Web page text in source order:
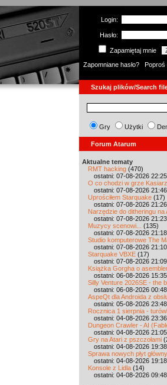
Login:
Hasło:
Zapamiętaj mnie
Zapomniane hasło?
Poproś
Szukaj plików/Search
Gry Użytki
Forum Atarum
Aktualne tematy
RMT hacking (470)
ostatni: 07-08-2026
O co chodzi w grze
ostatni: 07-08-2026
Uprościłem Starquake (17)
ostatni: 07-08-2026
Narzędzie do ditheringu na
ostatni: 07-08-2026
Muzycy scenowi...
(135)
ostatni: 07-08-2026
Studio komputerowe The
ostatni: 07-08-2026
Starquake VBXE (17)
ostatni: 07-08-2026
Książka Gorgha o
ostatni: 06-08-2026
Silly Venture 2026SE - the
ostatni: 06-08-2026
AspeQt dla Androida z
ostatni: 05-08-2026
Rocznica 1 sierpnia -
ostatni: 04-08-2026
Dungeon Crawler - AI
ostatni: 04-08-2026
Gry na Atari z pszczołami
ostatni: 04-08-2026
Sprawa nowych płyt
ostatni: 04-08-2026
Konsole z Lidla (14)
ostatni: 04-08-2026